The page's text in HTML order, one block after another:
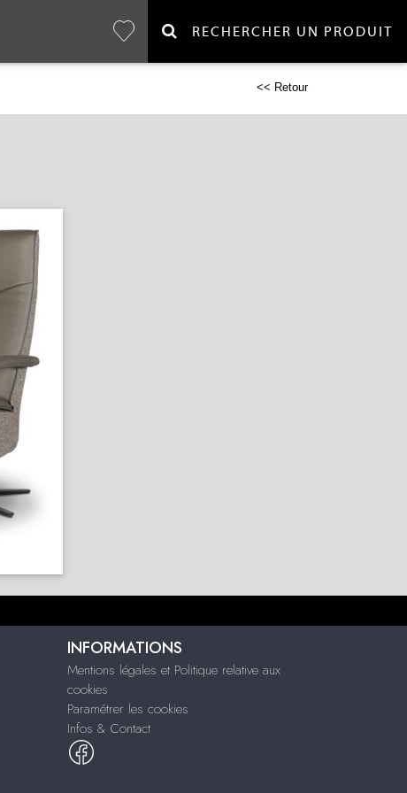
RECHERCHER UN PRODUIT
<< Retour
INFORMATIONS
Mentions légales et Politique relative aux
cookies
Paramétrer les cookies
Infos & Contact